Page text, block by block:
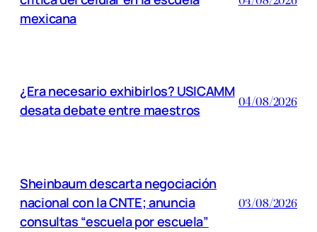
mexicana
¿Era necesario exhibirlos? USICAMM
desata debate entre maestros
04/08/2026
Sheinbaum descarta negociación
nacional con la CNTE; anuncia
consultas “escuela por escuela”
03/08/2026